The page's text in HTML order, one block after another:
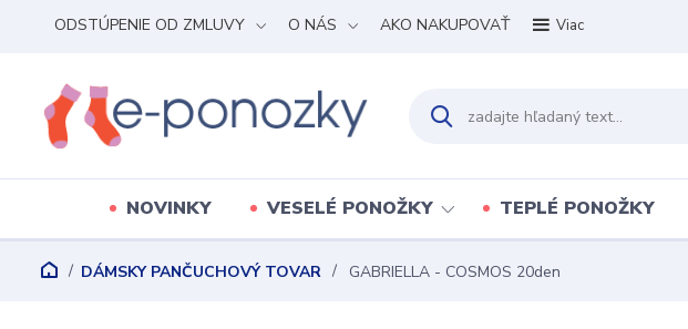
ODSTÚPENIE OD ZMLUVY O NÁS AKO NAKUPOVAŤ Viac
NOVINKY VESELÉ PONOŽKY TEPLÉ PONOŽKY
DÁMSKY PANČUCHOVÝ TOVAR GABRIELLA - COSMOS 20den